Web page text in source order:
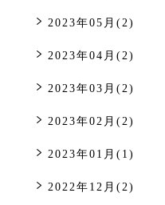
2023年05月(2)
2023年04月(2)
2023年03月(2)
2023年02月(2)
2023年01月(1)
2022年12月(2)